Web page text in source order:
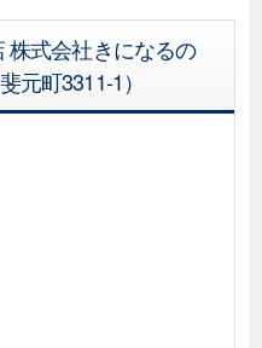
株式会社きになるの
元町3311-1）